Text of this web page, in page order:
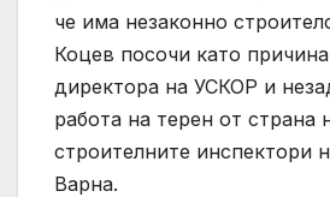
че има незаконно
Коцев посочи като
директора на УСКОР и
работа на терен от страна
строителните инспектори
Варна.